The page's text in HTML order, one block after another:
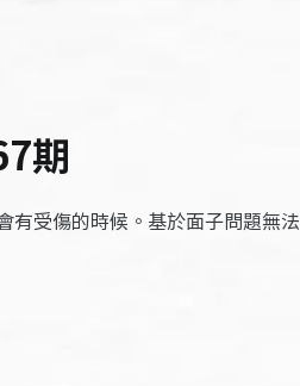
期
有受傷的時候。基於面子問題無